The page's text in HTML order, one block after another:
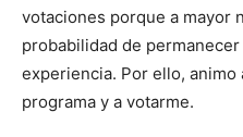
votaciones porque a mayor
probabilidad de
experiencia. Por ello, animo
programa y a votarme.